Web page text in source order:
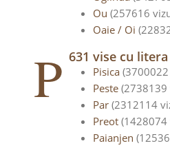
Ou (257616
Oaie / Oi
P 631 vise cu litera
Pisica
Peste (2738139
Par (2312114
Preot (1428074
Paianjen